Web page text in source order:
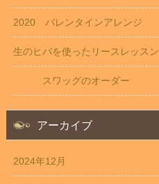
2020 バレンタインアレンジ
生のヒバを使ったリースレッスン
スワッグのオーダー
アーカイブ
2024年12月